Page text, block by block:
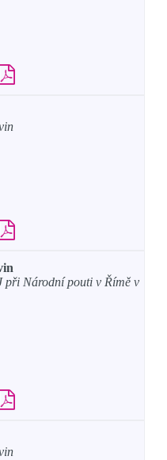
při Národní pouti v Římě v